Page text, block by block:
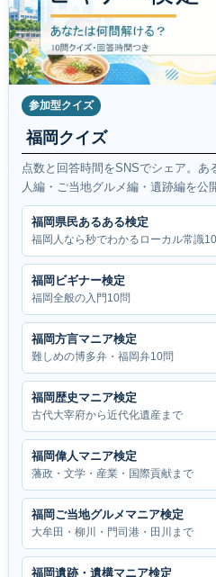
参加型クイズ
福岡クイズ
点数と回答時間をSNSでシェア。あ
人編・ご当地グルメ編・遺跡編を公
福岡県民あるある検定
福岡人なら秒でわかるローカル常識
福岡ビギナー検定
福岡全般の入門10問
福岡方言マニア検定
難しめの博多弁・福岡弁10問
福岡歴史マニア検定
古代大宰府から近代化遺産まで
福岡偉人マニア検定
藩政・文学・産業・国際貢献まで
福岡ご当地グルメマニア検定
大牟田・柳川・門司港・田川まで
福岡遺跡・遺構マニア検定